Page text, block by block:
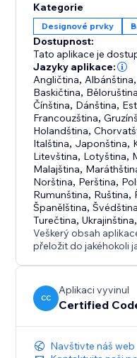
Kategorie
Designové prvky
Dostupnost:
Tato aplikace je
Jazyky aplikace:
Angličtina, Albánština,
Baskičtina, Běloruština
Čínština, Dánština,
Francouzština,
Holandština,
Italština, Japonština,
Litevština, Lotyština,
Malajština,
Norština, Perština,
Rumunština, Ruština,
Španělština,Švédština
Turečtina,Ukrajinština
Veškerý obsah
přeložit do jakéhokoli
CC
Aplikaci vyvinul
Certified
Navštivte náš web